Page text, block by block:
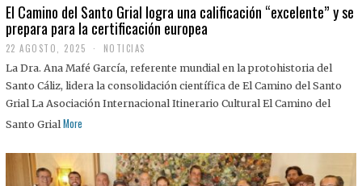
El Camino del Santo Grial logra una calificación “excelente” y se
prepara para la certificación europea
22 AGOSTO, 2025
2
A
G
O
S
2
NOTICIAS
La Dra. Ana Mafé García, referente mundial en la protohistoria del
Santo Cáliz, lidera la consolidación científica de El Camino del Santo
Grial La Asociación Internacional Itinerario Cultural El Camino del
Santo Grial More